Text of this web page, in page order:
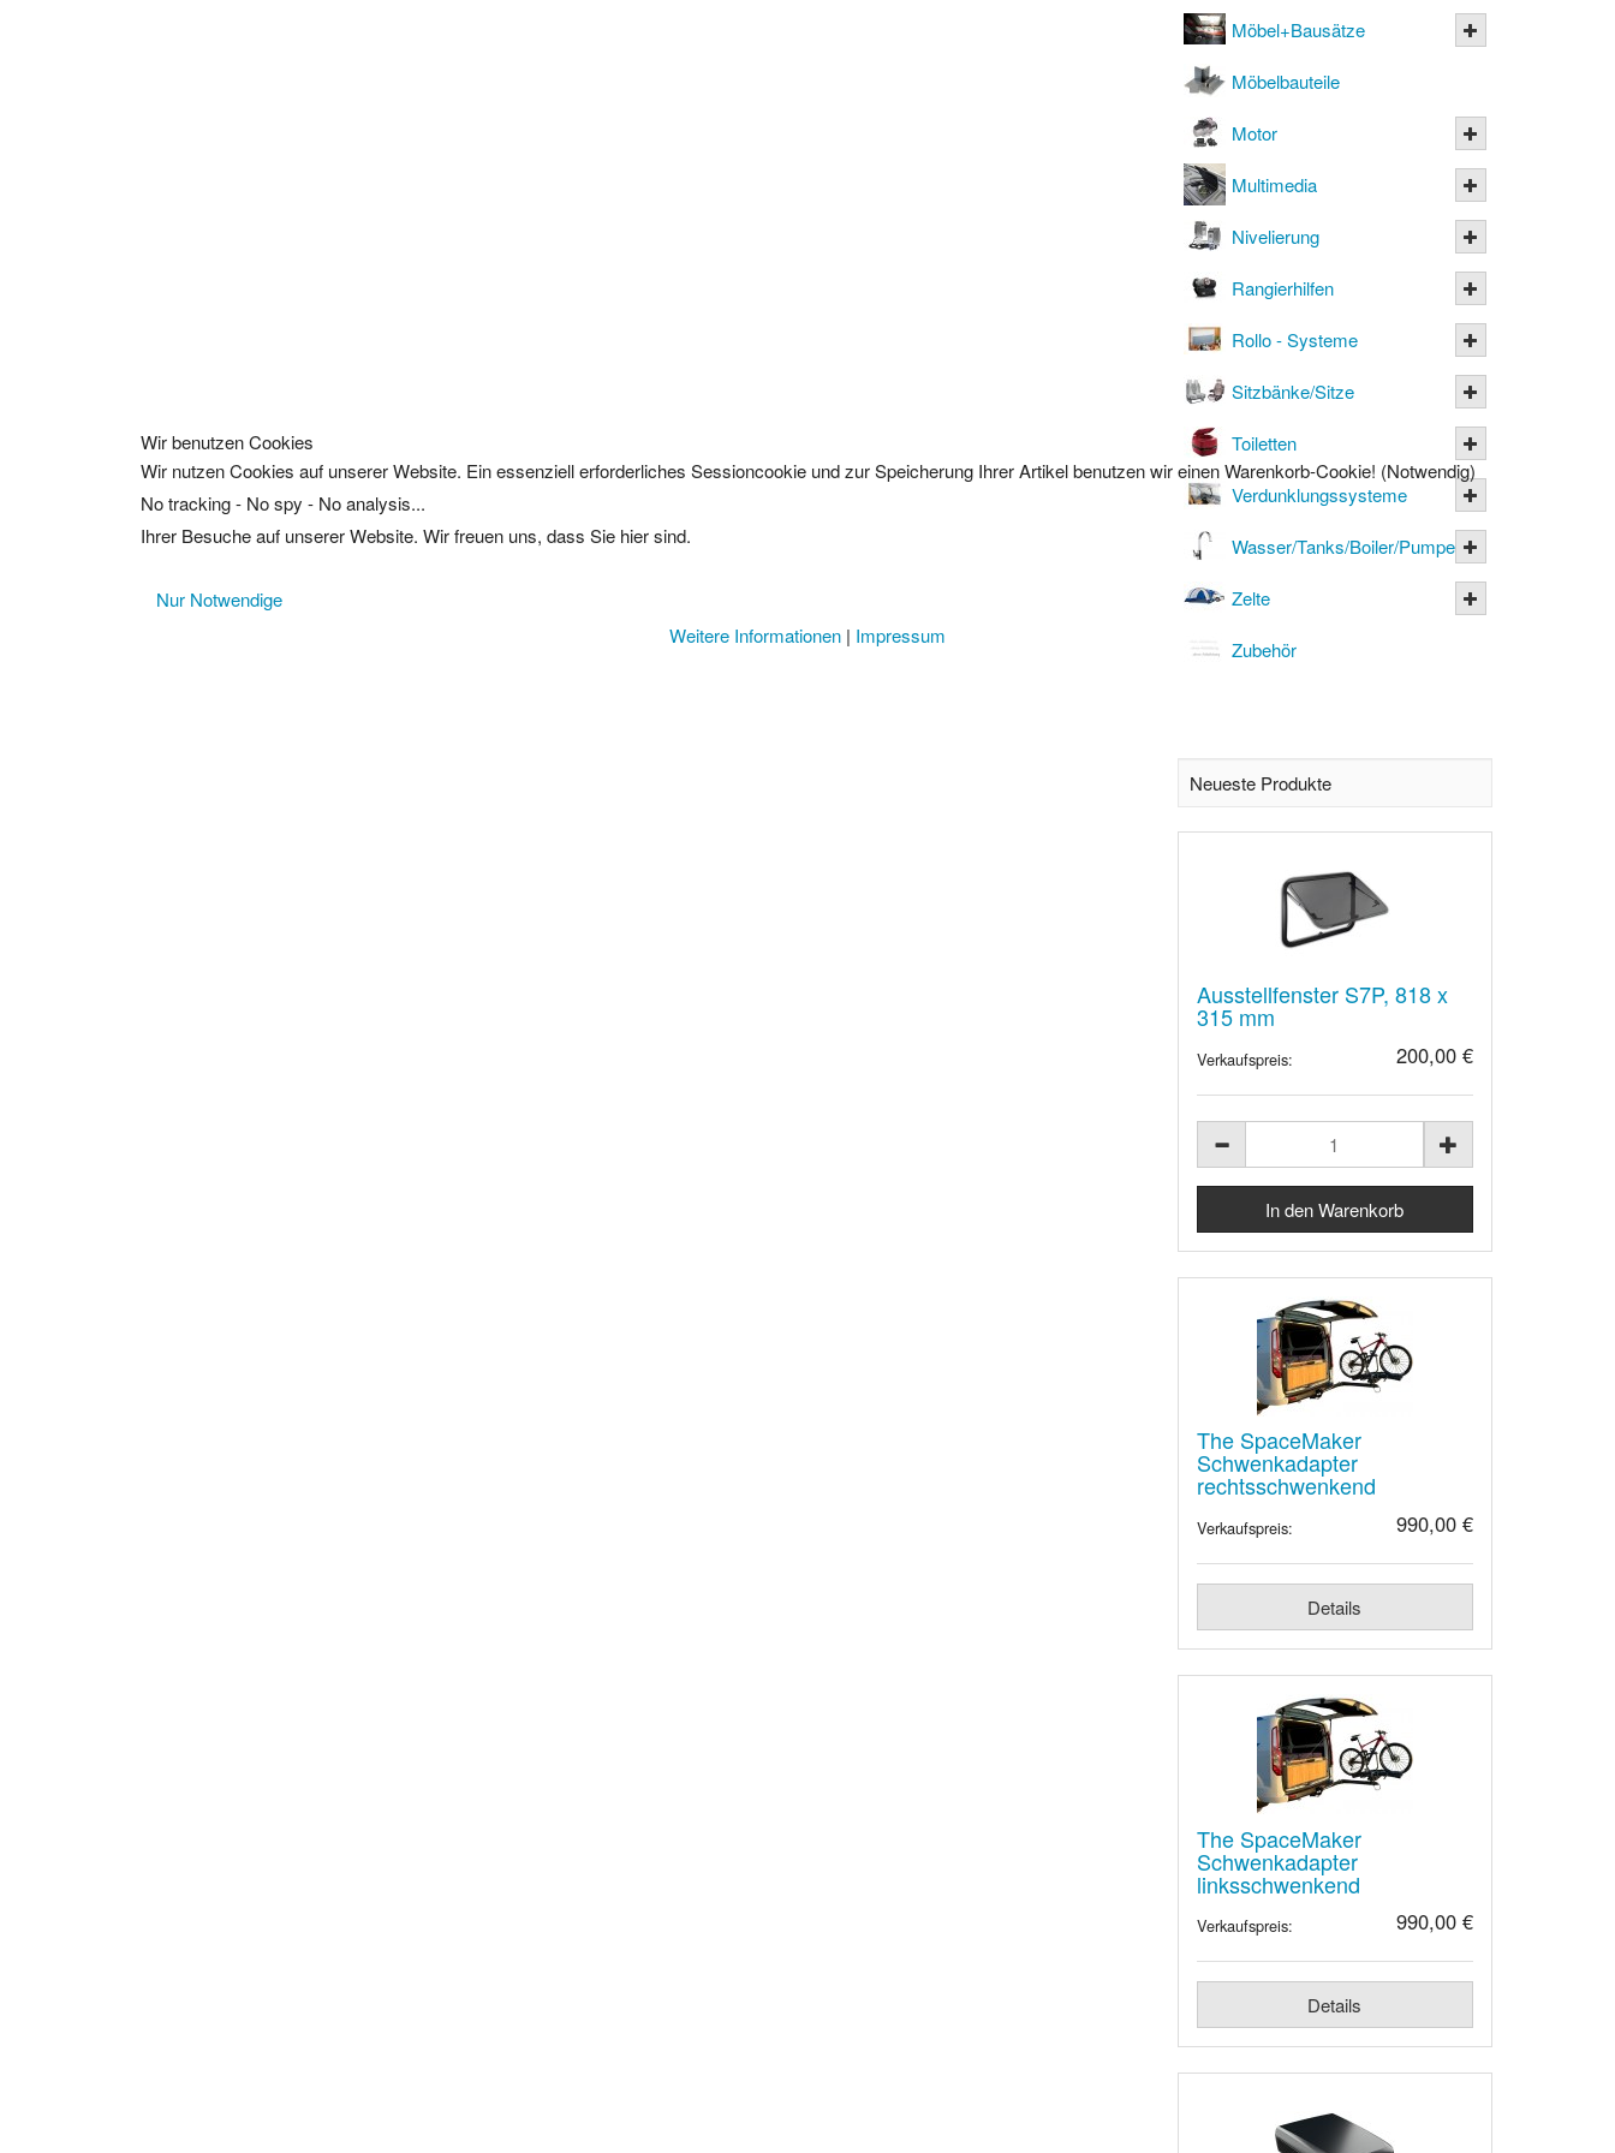
Möbel+Bausätze
Möbelbauteile
Motor
Multimedia
Nivelierung
Rangierhilfen
Rollo - Systeme
Sitzbänke/Sitze
Toiletten
Verdunklungssysteme
Wasser/Tanks/Boiler/Pumpen
Zelte
Zubehör
Neueste Produkte
Ausstellfenster S7P, 818 x
315 mm
Verkaufspreis: 200,00 €
The SpaceMaker
Schwenkadapter
rechtsschwenkend
Verkaufspreis: 990,00 €
Details
The SpaceMaker
Schwenkadapter
linksschwenkend
Verkaufspreis: 990,00 €
Details
Wir benutzen Cookies
Wir nutzen Cookies auf unserer Website. Ein essenziell erforderliches Sessioncookie und zur Speicherung Ihrer Artikel benutzen wir einen Warenkorb-Cookie! (Notwendig)
No tracking - No spy - No analysis...
Ihrer Besuche auf unserer Website. Wir freuen uns, dass Sie hier sind.
Nur Notwendige
Weitere Informationen | Impressum